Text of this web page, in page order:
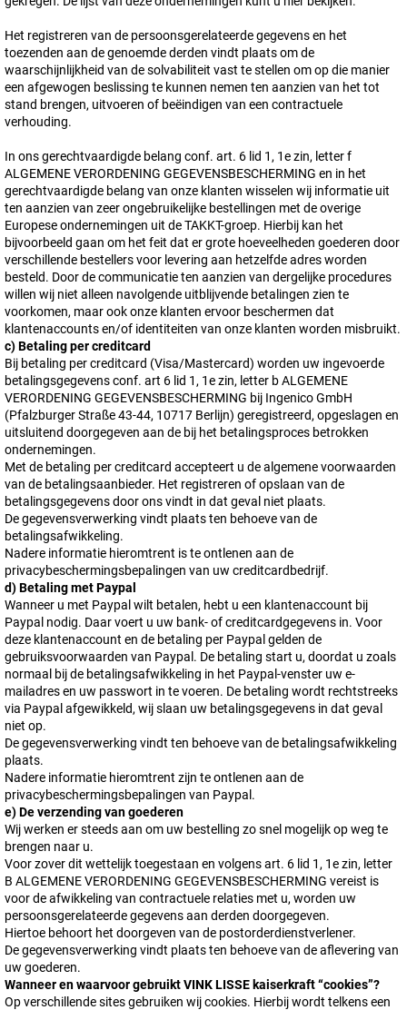
Het registreren van de persoonsgerelateerde gegevens en het
toezenden aan de genoemde derden vindt plaats om de
waarschijnlijkheid van de solvabiliteit vast te stellen om op die manier
een afgewogen beslissing te kunnen nemen ten aanzien van het tot
stand brengen, uitvoeren of beëindigen van een contractuele
verhouding.
In ons gerechtvaardigde belang conf. art. 6 lid 1, 1e zin, letter f
ALGEMENE VERORDENING GEGEVENSBESCHERMING en in het
gerechtvaardigde belang van onze klanten wisselen wij informatie uit
ten aanzien van zeer ongebruikelijke bestellingen met de overige
Europese ondernemingen uit de TAKKT-groep. Hierbij kan het
bijvoorbeeld gaan om het feit dat er grote hoeveelheden goederen door
verschillende bestellers voor levering aan hetzelfde adres worden
besteld. Door de communicatie ten aanzien van dergelijke procedures
willen wij niet alleen navolgende uitblijvende betalingen zien te
voorkomen, maar ook onze klanten ervoor beschermen dat
klantenaccounts en/of identiteiten van onze klanten worden misbruikt.
c) Betaling per creditcard
Bij betaling per creditcard (Visa/Mastercard) worden uw ingevoerde
betalingsgegevens conf. art 6 lid 1, 1e zin, letter b ALGEMENE
VERORDENING GEGEVENSBESCHERMING bij Ingenico GmbH
(Pfalzburger Straße 43-44, 10717 Berlijn) geregistreerd, opgeslagen en
uitsluitend doorgegeven aan de bij het betalingsproces betrokken
ondernemingen.
Met de betaling per creditcard accepteert u de algemene voorwaarden
van de betalingsaanbieder. Het registreren of opslaan van de
betalingsgegevens door ons vindt in dat geval niet plaats.
De gegevensverwerking vindt plaats ten behoeve van de
betalingsafwikkeling.
Nadere informatie hieromtrent is te ontlenen aan de
privacybeschermingsbepalingen van uw creditcardbedrijf.
d) Betaling met Paypal
Wanneer u met Paypal wilt betalen, hebt u een klantenaccount bij
Paypal nodig. Daar voert u uw bank- of creditcardgegevens in. Voor
deze klantenaccount en de betaling per Paypal gelden de
gebruiksvoorwaarden van Paypal. De betaling start u, doordat u zoals
normaal bij de betalingsafwikkeling in het Paypal-venster uw e-
mailadres en uw passwort in te voeren. De betaling wordt rechtstreeks
via Paypal afgewikkeld, wij slaan uw betalingsgegevens in dat geval
niet op.
De gegevensverwerking vindt ten behoeve van de betalingsafwikkeling
plaats.
Nadere informatie hieromtrent zijn te ontlenen aan de
privacybeschermingsbepalingen van Paypal.
e) De verzending van goederen
Wij werken er steeds aan om uw bestelling zo snel mogelijk op weg te
brengen naar u.
Voor zover dit wettelijk toegestaan en volgens art. 6 lid 1, 1e zin, letter
B ALGEMENE VERORDENING GEGEVENSBESCHERMING vereist is
voor de afwikkeling van contractuele relaties met u, worden uw
persoonsgerelateerde gegevens aan derden doorgegeven.
Hiertoe behoort het doorgeven van de postorderdienstverlener.
De gegevensverwerking vindt plaats ten behoeve van de aflevering van
uw goederen.
Wanneer en waarvoor gebruiktVINK LISSE kaiserkraft“cookies”?
Op verschillende sites gebruiken wij cookies. Hierbij wordt telkens een